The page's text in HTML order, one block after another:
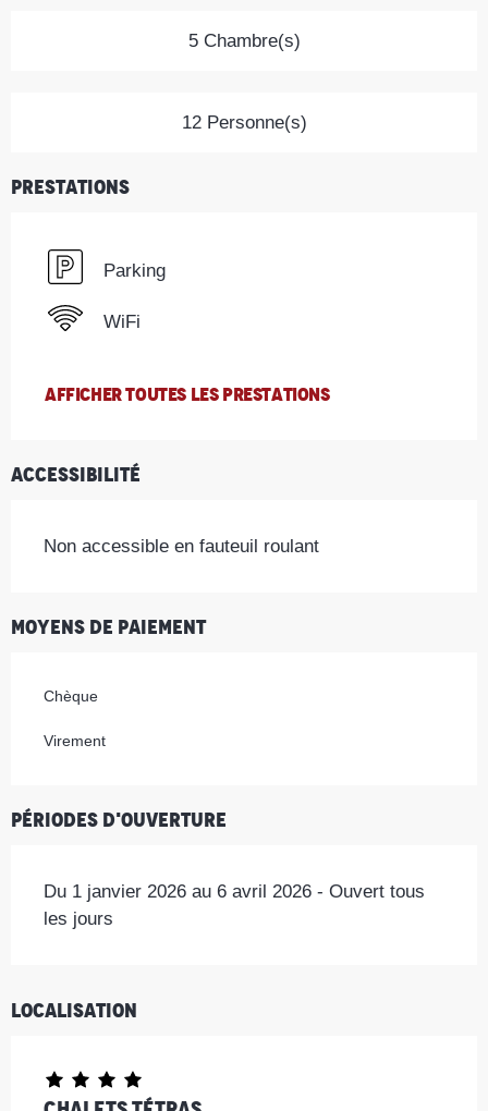
5 Chambre(s)
12 Personne(s)
Prestations
Parking
WiFi
AFFICHER TOUTES LES PRESTATIONS
Accessibilité
Non accessible en fauteuil roulant
Moyens de paiement
Chèque
Virement
Périodes d'ouverture
Du 1 janvier 2026 au 6 avril 2026 - Ouvert tous
les jours
Localisation